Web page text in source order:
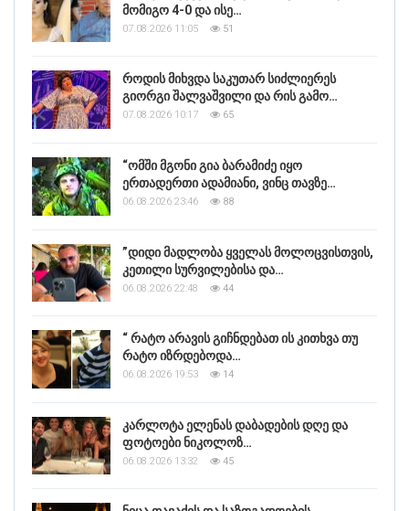
მომიგო 4-0 და ისე…
07.08.2026 11:05 51
როდის მიხვდა საკუთარ სიძლიერეს
გიორგი შალვაშვილი და რის გამო…
07.08.2026 10:17 65
“ომში მგონი გია ბარამიძე იყო
ერთადერთი ადამიანი, ვინც თავზე…
06.08.2026 23:46 88
”დიდი მადლობა ყველას მოლოცვისთვის,
კეთილი სურვილებისა და…
06.08.2026 22:48 44
“ რატო არავის გიჩნდებათ ის კითხვა თუ
რატო იზრდებოდა…
06.08.2026 19:53 14
კარლოტა ელენას დაბადების დღე და
ფოტოები ნიკოლოზ…
06.08.2026 13:32 45